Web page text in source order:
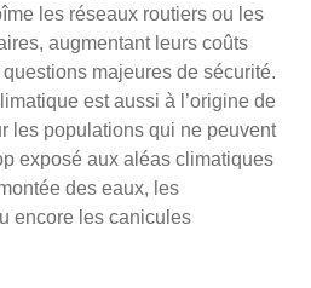
les réseaux routiers ou les
augmentant leurs coûts
majeures de sécurité.
est aussi à l’origine de
les populations qui ne peuvent
exposé aux aléas climatiques
des eaux, les
encore les canicules